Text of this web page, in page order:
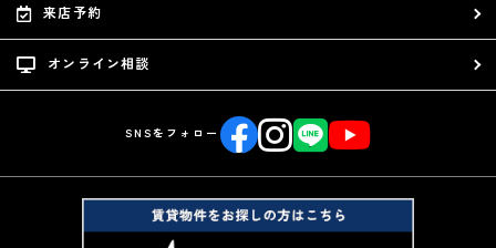
来店予約
オンライン相談
SNSをフォロー